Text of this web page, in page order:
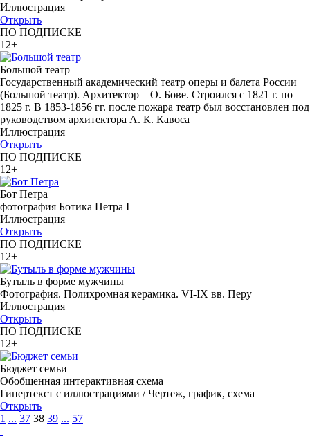
Иллюстрация
Открыть
ПО ПОДПИСКЕ
12+
Большой театр
Государственный академический театр оперы и балета России
(Большой театр). Архитектор – О. Бове. Строился с 1821 г. по
1825 г. В 1853-1856 гг. после пожара театр был восстановлен под
руководством архитектора А. К. Кавоса
Иллюстрация
Открыть
ПО ПОДПИСКЕ
12+
Бот Петра
фотография Ботика Петра I
Иллюстрация
Открыть
ПО ПОДПИСКЕ
12+
Бутыль в форме мужчины
Фотография. Полихромная керамика. VI-IX вв. Перу
Иллюстрация
Открыть
ПО ПОДПИСКЕ
12+
Бюджет семьи
Обобщенная интерактивная схема
Гипертекст с иллюстрациями / Чертеж, график, схема
Открыть
1 ... 37 38 39 ... 57